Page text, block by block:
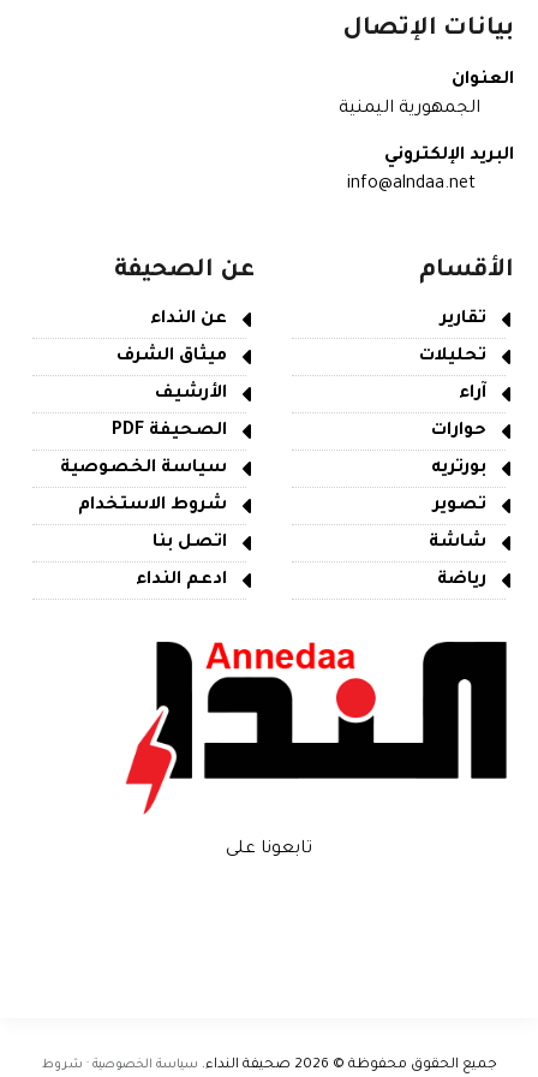
بيانات الإتصال
العنوان
الجمهورية اليمنية
البريد الإلكتروني
info@alndaa.net
الأقسام
تقارير
تحليلات
آراء
حوارات
بورتريه
تصوير
شاشة
رياضة
عن الصحيفة
عن النداء
ميثاق الشرف
الأرشيف
الصحيفة PDF
سياسة الخصوصية
شروط الاستخدام
اتصل بنا
ادعم النداء
تابعونا على
جميع الحقوق محفوظة © 2026 صحيفة النداء. سياسة الخصوصية · شروط